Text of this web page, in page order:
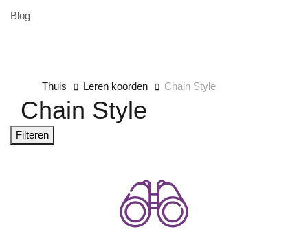
Blog
Thuis Leren koorden Chain Style
Chain Style
Filteren